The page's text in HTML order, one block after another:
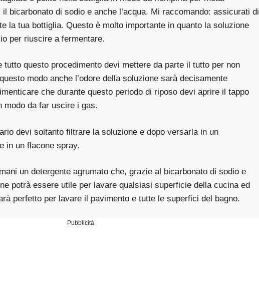
bicarbonato di sodio e anche l’acqua. Mi raccomando: assicurati di
la tua bottiglia. Questo è molto importante in quanto la soluzione
per riuscire a fermentare.
tutto questo procedimento devi mettere da parte il tutto per non
modo anche l’odore della soluzione sarà decisamente
che durante questo periodo di riposo devi aprire il tappo
modo da far uscire i gas.
devi soltanto filtrare la soluzione e dopo versarla in un
in un flacone spray.
un detergente agrumato che, grazie al bicarbonato di sodio e
potrà essere utile per lavare qualsiasi superficie della cucina ed
perfetto per lavare il pavimento e tutte le superfici del bagno.
Pubblicità